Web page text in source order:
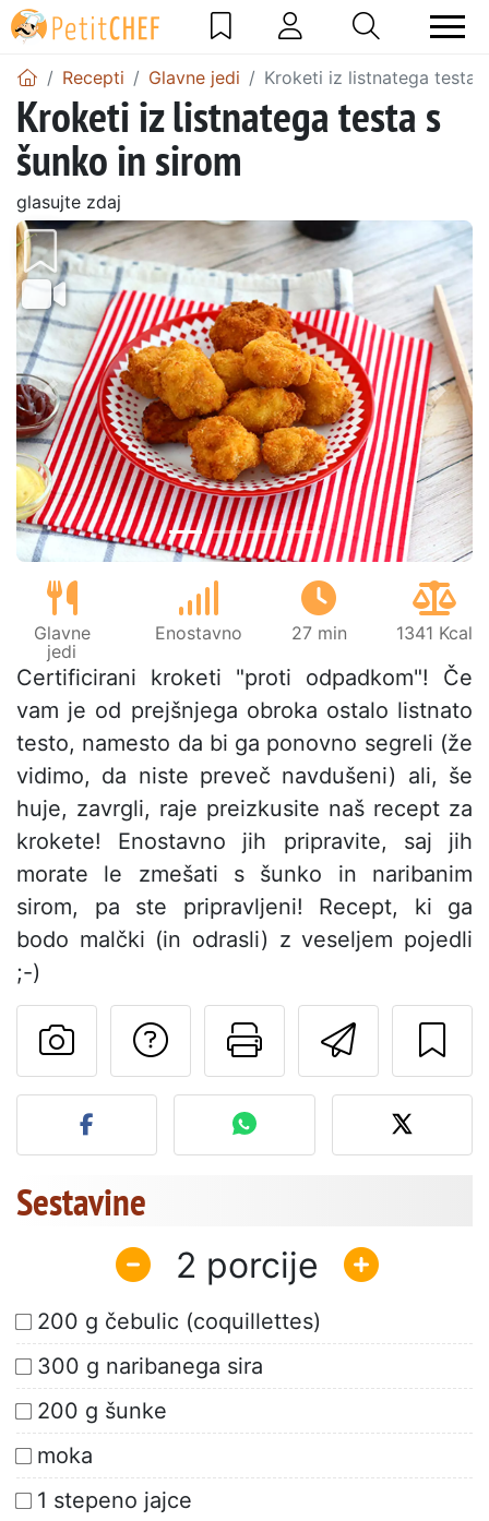
Recepti Glavne jedi Kroketi iz listnatega testa
Kroketi iz listnatega testa s
šunko in sirom
glasujte zdaj
Prejšnji
Glavne
jedi
Enostavno 27 min 1341 Kcal
Certificirani kroketi "proti odpadkom"! Če
vam je od prejšnjega obroka ostalo listnato
testo, namesto da bi ga ponovno segreli (že
vidimo, da niste preveč navdušeni) ali, še
huje, zavrgli, raje preizkusite naš recept za
krokete! Enostavno jih pripravite, saj jih
morate le zmešati s šunko in naribanim
sirom, pa ste pripravljeni! Recept, ki ga
bodo malčki (in odrasli) z veseljem pojedli
;-)
Pošlji
Natisni to
Postavite
Objavite svojo fotografijo
Sestavine
2
200 g čebulic (coquillettes)
300 g naribanega sira
200 g šunke
moka
1 stepeno jajce